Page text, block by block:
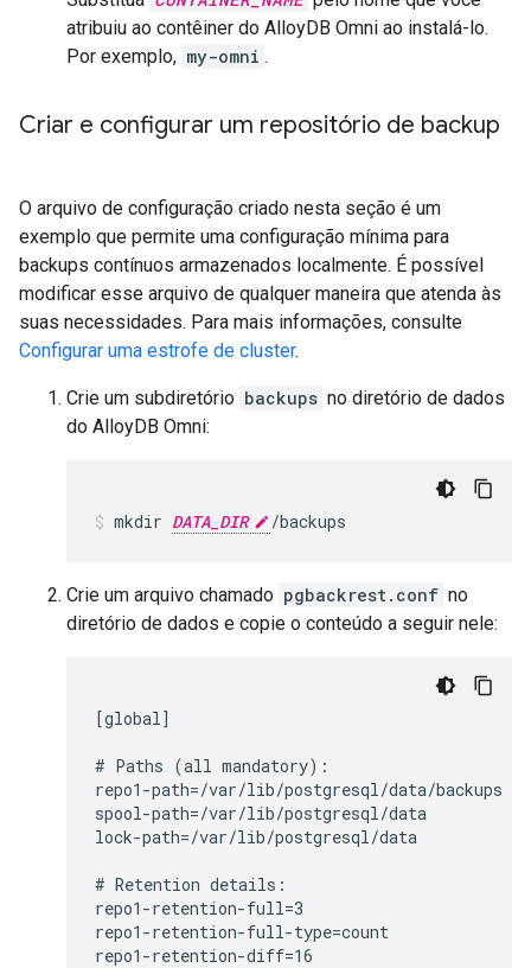
atribuiu ao contêiner do AlloyDB Omni ao instalá-lo.
Por exemplo, my-omni .
Criar e configurar um repositório de backup
O arquivo de configuração criado nesta seção é um
exemplo que permite uma configuração mínima para
backups contínuos armazenados localmente. É possível
modificar esse arquivo de qualquer maneira que atenda às
suas necessidades. Para mais informações, consulte
Configurar uma estrofe de cluster.
Crie um subdiretório backups no diretório de dados
do AlloyDB Omni:
mkdir DATA_DIR /backups
Crie um arquivo chamado pgbackrest.conf no
diretório de dados e copie o conteúdo a seguir nele:
[global]
# Paths (all mandatory):
repo1-path=/var/lib/postgresql/data/backups
spool-path=/var/lib/postgresql/data
lock-path=/var/lib/postgresql/data
# Retention details:
repo1-retention-full=3
repo1-retention-full-type=count
repo1-retention-diff=16